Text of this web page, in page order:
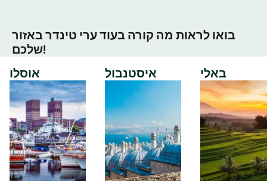
בואו לראות מה קורה בעוד ערי טינדר באזור
שלכם!
אוסלו
איסטנבול באלי